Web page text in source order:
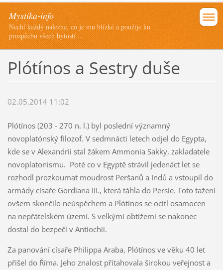
Mystika-info
Nechť každý nalezne, co je mu blízké a použije ku
prospěchu všech bytostí ...
Plótínos a Sestry duše
02.05.2014 11:02
Plótínos (203 - 270 n. l.) byl poslední významný
novoplatónský filozof. V sedmnácti letech odjel do Egypta,
kde se v Alexandrii stal žákem Ammonia Sakky, zakladatele
novoplatonismu. Poté co v Egyptě strávil jedenáct let se
rozhodl prozkoumat moudrost Peršanů a Indů a vstoupil do
armády císaře Gordiana III., která táhla do Persie. Toto tažení
ovšem skončilo neúspěchem a Plótínos se ocitl osamocen
na nepřátelském území. S velkými obtížemi se nakonec
dostal do bezpečí v Antiochii.
Za panování císaře Philippa Araba, Plótínos ve věku 40 let
přišel do Říma. Jeho znalost přitahovala širokou veřejnost a